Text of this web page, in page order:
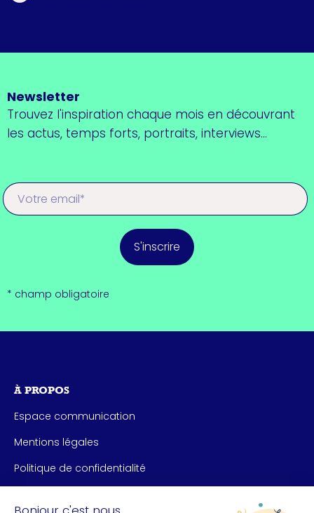
Newsletter
Trouvez l'inspiration chaque mois en découvrant
les actus, temps forts, portraits, interviews...
S'inscrire
* champ obligatoire
À PROPOS
Espace communication
Mentions légales
Politique de confidentialité